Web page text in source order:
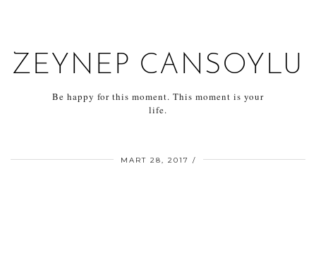
ZEYNEP CANSOYLU
Be happy for this moment. This moment is your
life.
MART 28, 2017